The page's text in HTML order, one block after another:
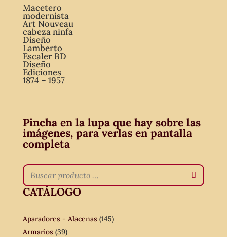
Macetero
modernista
Art Nouveau
cabeza ninfa
Diseño
Lamberto
Escaler BD
Diseño
Ediciones
1874 – 1957
Pincha en la lupa que hay sobre las
imágenes, para verlas en pantalla
completa
CATÁLOGO
Aparadores - Alacenas (145)
Armarios (39)